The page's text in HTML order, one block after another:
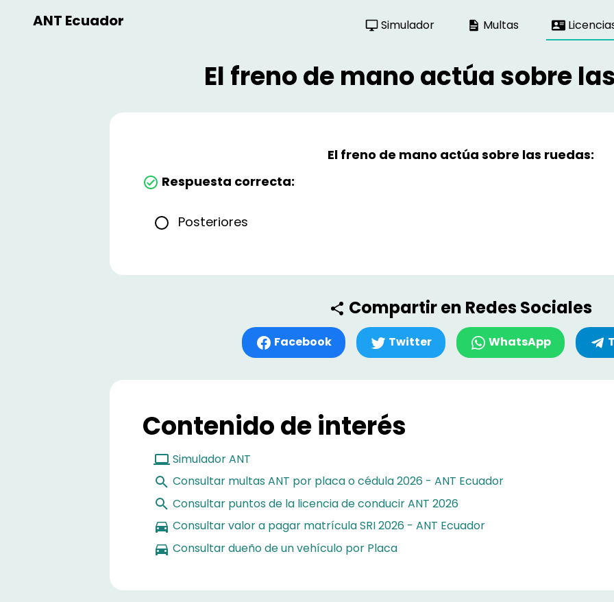
ANT Ecuador Simulador Multas
El freno de mano actúa sobre
El freno de mano actúa sobre las ruedas:
Respuesta correcta:
Posteriores
Compartir en Redes Sociales
Facebook Twitter WhatsApp
Contenido de interés
Simulador ANT
Consultar multas ANT por placa o cédula 2026 - ANT Ecuador
Consultar puntos de la licencia de conducir ANT 2026
Consultar valor a pagar matrícula SRI 2026 - ANT Ecuador
Consultar dueño de un vehículo por Placa